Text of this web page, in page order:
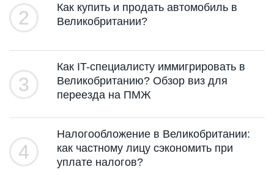
2
Как купить и продать автомобиль в
Великобритании?
3
Как IT-специалисту иммигрировать в
Великобританию? Обзор виз для
переезда на ПМЖ
4
Налогообложение в Великобритании:
как частному лицу сэкономить при
уплате налогов?